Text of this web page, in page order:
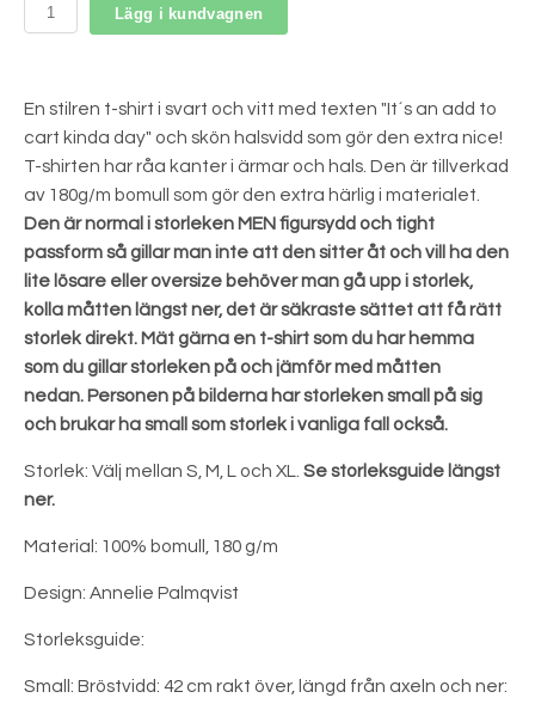
Lägg i kundvagnen
En stilren t-shirt i svart och vitt med texten "It´s an add to
cart kinda day" och skön halsvidd som gör den extra nice!
T-shirten har råa kanter i ärmar och hals. Den är tillverkad
av 180g/m bomull som gör den extra härlig i materialet.
Den är normal i storleken MEN figursydd och tight
passform så gillar man inte att den sitter åt och vill ha den
lite lösare eller oversize behöver man gå upp i storlek,
kolla måtten längst ner, det är säkraste sättet att få rätt
storlek direkt. Mät gärna en t-shirt som du har hemma
som du gillar storleken på och jämför med måtten
nedan. Personen på bilderna har storleken small på sig
och brukar ha small som storlek i vanliga fall också.
Storlek: Välj mellan S, M, L och XL. Se storleksguide längst
ner.
Material: 100% bomull, 180 g/m
Design: Annelie Palmqvist
Storleksguide:
Small: Bröstvidd: 42 cm rakt över, längd från axeln och ner: